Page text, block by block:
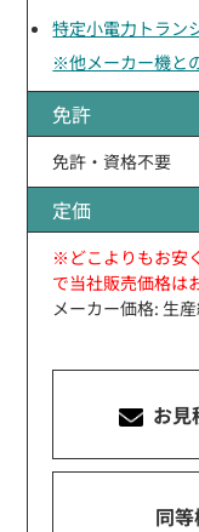
特定小電力トラン
※他メーカー機と
免許
免許・資格不要
定価
※どこよりもお安
で当社販売価格は
メーカー価格: 生
お見
同